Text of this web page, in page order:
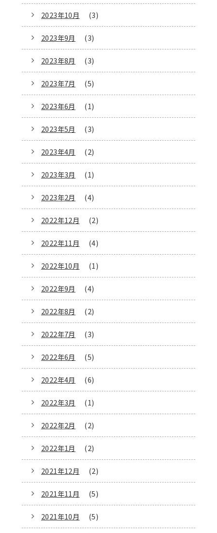
2023年10月 (3)
2023年9月 (3)
2023年8月 (3)
2023年7月 (5)
2023年6月 (1)
2023年5月 (3)
2023年4月 (2)
2023年3月 (1)
2023年2月 (4)
2022年12月 (2)
2022年11月 (4)
2022年10月 (1)
2022年9月 (4)
2022年8月 (2)
2022年7月 (3)
2022年6月 (5)
2022年4月 (6)
2022年3月 (1)
2022年2月 (2)
2022年1月 (2)
2021年12月 (2)
2021年11月 (5)
2021年10月 (5)